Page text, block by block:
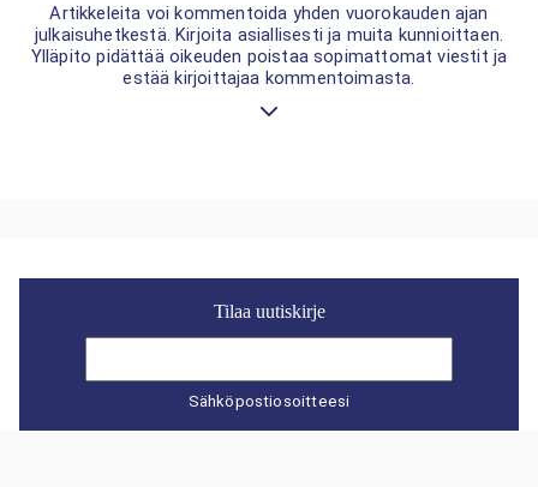
Artikkeleita voi kommentoida yhden vuorokauden ajan
julkaisuhetkestä. Kirjoita asiallisesti ja muita kunnioittaen.
Ylläpito pidättää oikeuden poistaa sopimattomat viestit ja
estää kirjoittajaa kommentoimasta.
Tilaa uutiskirje
Sähköpostiosoitteesi